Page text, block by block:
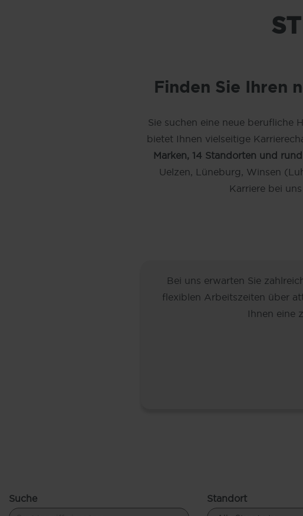
Finden Sie Ihren
Sie suchen eine neue berufliche
bietet Ihnen vielseitige
Marken, 14 Standorten und
Uelzen, Lüneburg, Winsen
Karriere bei
Bei uns erwarten Sie
flexiblen Arbeitszeiten über
Ihnen eine
Suche Standort